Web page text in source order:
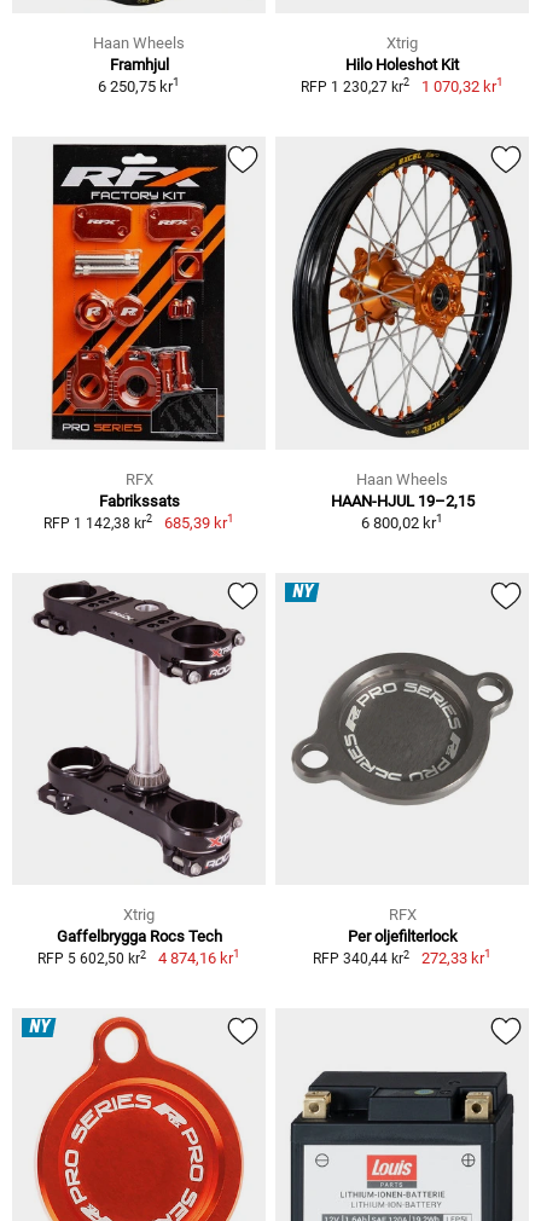
Haan Wheels
Framhjul
6 250,75 kr1
Xtrig
Hilo Holeshot Kit
RFP 1 230,27 kr2 1 070,32 kr1
RFX
Fabrikssats
RFP 1 142,38 kr2 685,39 kr1
Haan Wheels
HAAN-HJUL 19–2,15
6 800,02 kr1
Xtrig
Gaffelbrygga Rocs Tech
RFP 5 602,50 kr2 4 874,16 kr1
NY
RFX
Per oljefilterlock
RFP 340,44 kr2 272,33 kr1
NY